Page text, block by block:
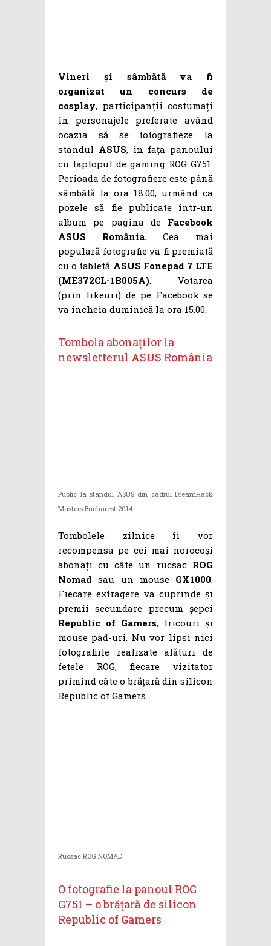
Vineri și sâmbătă va fi
organizat un concurs de
cosplay, participanții costumați
în personajele preferate având
ocazia să se fotografieze la
standul ASUS, în fața panoului
cu laptopul de gaming ROG G751.
Perioada de fotografiere este până
sâmbătă la ora 18.00, urmând ca
pozele să fie publicate într-un
album pe pagina de Facebook
ASUS România.Cea mai
populară fotografie va fi premiată
cu o tabletă ASUS Fonepad 7 LTE
(ME372CL-1B005A). Votarea
(prin likeuri) de pe Facebook se
va încheia duminică la ora 15.00.
Tombola abonaților la
newsletterul ASUS România
Public la standul ASUS din cadrul DreamHack
Masters Bucharest 2014
Tombolele zilnice îi vor
recompensa pe cei mai norocoși
abonați cu câte un rucsac ROG
Nomad sau un mouse GX1000.
Fiecare extragere va cuprinde și
premii secundare precum șepci
Republic of Gamers, tricouri și
mouse pad-uri. Nu vor lipsi nici
fotografiile realizate alături de
fetele ROG, fiecare vizitator
primind câte o brățară din silicon
Republic of Gamers.
Rucsac ROG NOMAD
O fotografie la panoul ROG
G751 – o brățară de silicon
Republic of Gamers